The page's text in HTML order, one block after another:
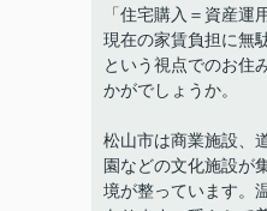
「住宅購入＝資産運
現在の家賃負担に無
という視点でのお住
かがでしょうか。
松山市は商業施設、
園などの文化施設が
境が整っています。